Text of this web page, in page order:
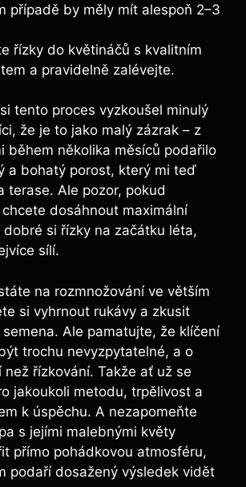
případě by měly mít alespoň 2–3
řízky do květináčů s kvalitním
a pravidelně zalévejte.
tento proces vyzkoušel minulý
že je to jako malý zázrak – z
během několika měsíců podařilo
a bohatý porost, který mi teď
terase. Ale pozor, pokud
dosáhnout maximální
dobré si řízky na začátku léta,
sílí.
na rozmnožování ve větším
si vyhrnout rukávy a zkusit
Ale pamatujte, že klíčení
trochu nevyzpytatelné, a o
než řízkování. Takže ať už se
jakoukoli metodu, trpělivost a
k úspěchu. A nezapomeňte
s jejími malebnými květy
přímo pohádkovou atmosféru,
podaří dosažený výsledek vidět